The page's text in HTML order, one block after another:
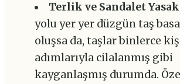
Terlik ve Sandalet
yolu yer yer düzgün taş
oluşsa da, taşlar binlerce
adımlarıyla cilalanmış gibi
kayganlaşmış durumda.